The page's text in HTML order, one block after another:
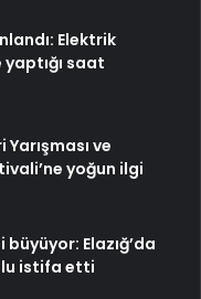
Elektrik
saat
ve
yoğun ilgi
Elazığ’da
istifa etti